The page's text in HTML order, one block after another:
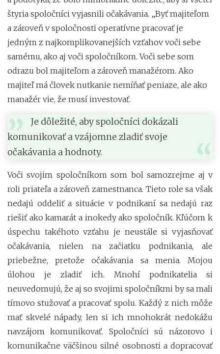
štyria spoločníci vyjasnili očakávania. „Byť majiteľom
a zároveň v spoločnosti operatívne pracovať je
jedným z najkomplikovanejších vzťahov voči sebe
samému, ako aj voči spoločníkom. Voči sebe som
odrazu bol majiteľom a zároveň manažérom. Ako
majiteľ má človek nutkanie nemíňať peniaze, ale ako
manažér vie, že musí investovať.
Je dôležité, aby spoločníci dokázali
komunikovať a vzájomne zladiť svoje
očakávania a hodnoty.
Voči svojim spoločníkom som bol samozrejme aj v
roli priateľa a zároveň zamestnanca. Tieto role sa však
nedajú oddeliť a situácie v podnikaní sa nedajú raz
riešiť ako kamarát a inokedy ako spoločník. Kľúčom k
úspechu takéhoto vzťahu je neustále si vyjasňovať
očakávania, nielen na začiatku podnikania, ale
priebežne, pretože očakávania sa menia. Mojou
úlohou je zladiť ich. Mnohí podnikatelia si
neuvedomujú, že aj so svojimi spoločníkmi by sa mali
tímovo stužovať a pracovať spolu. Každý z nich môže
mať skvelé nápady, len si ich mnohokrát nedokážu
navzájom komunikovať. Spoločníci sú názorovo i
komunikačne väčšinou silné osobnosti a dopracovať